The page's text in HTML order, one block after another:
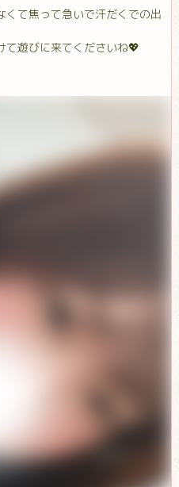
くて焦って急いで汗だくでの出
て遊びに来てくださいね💖